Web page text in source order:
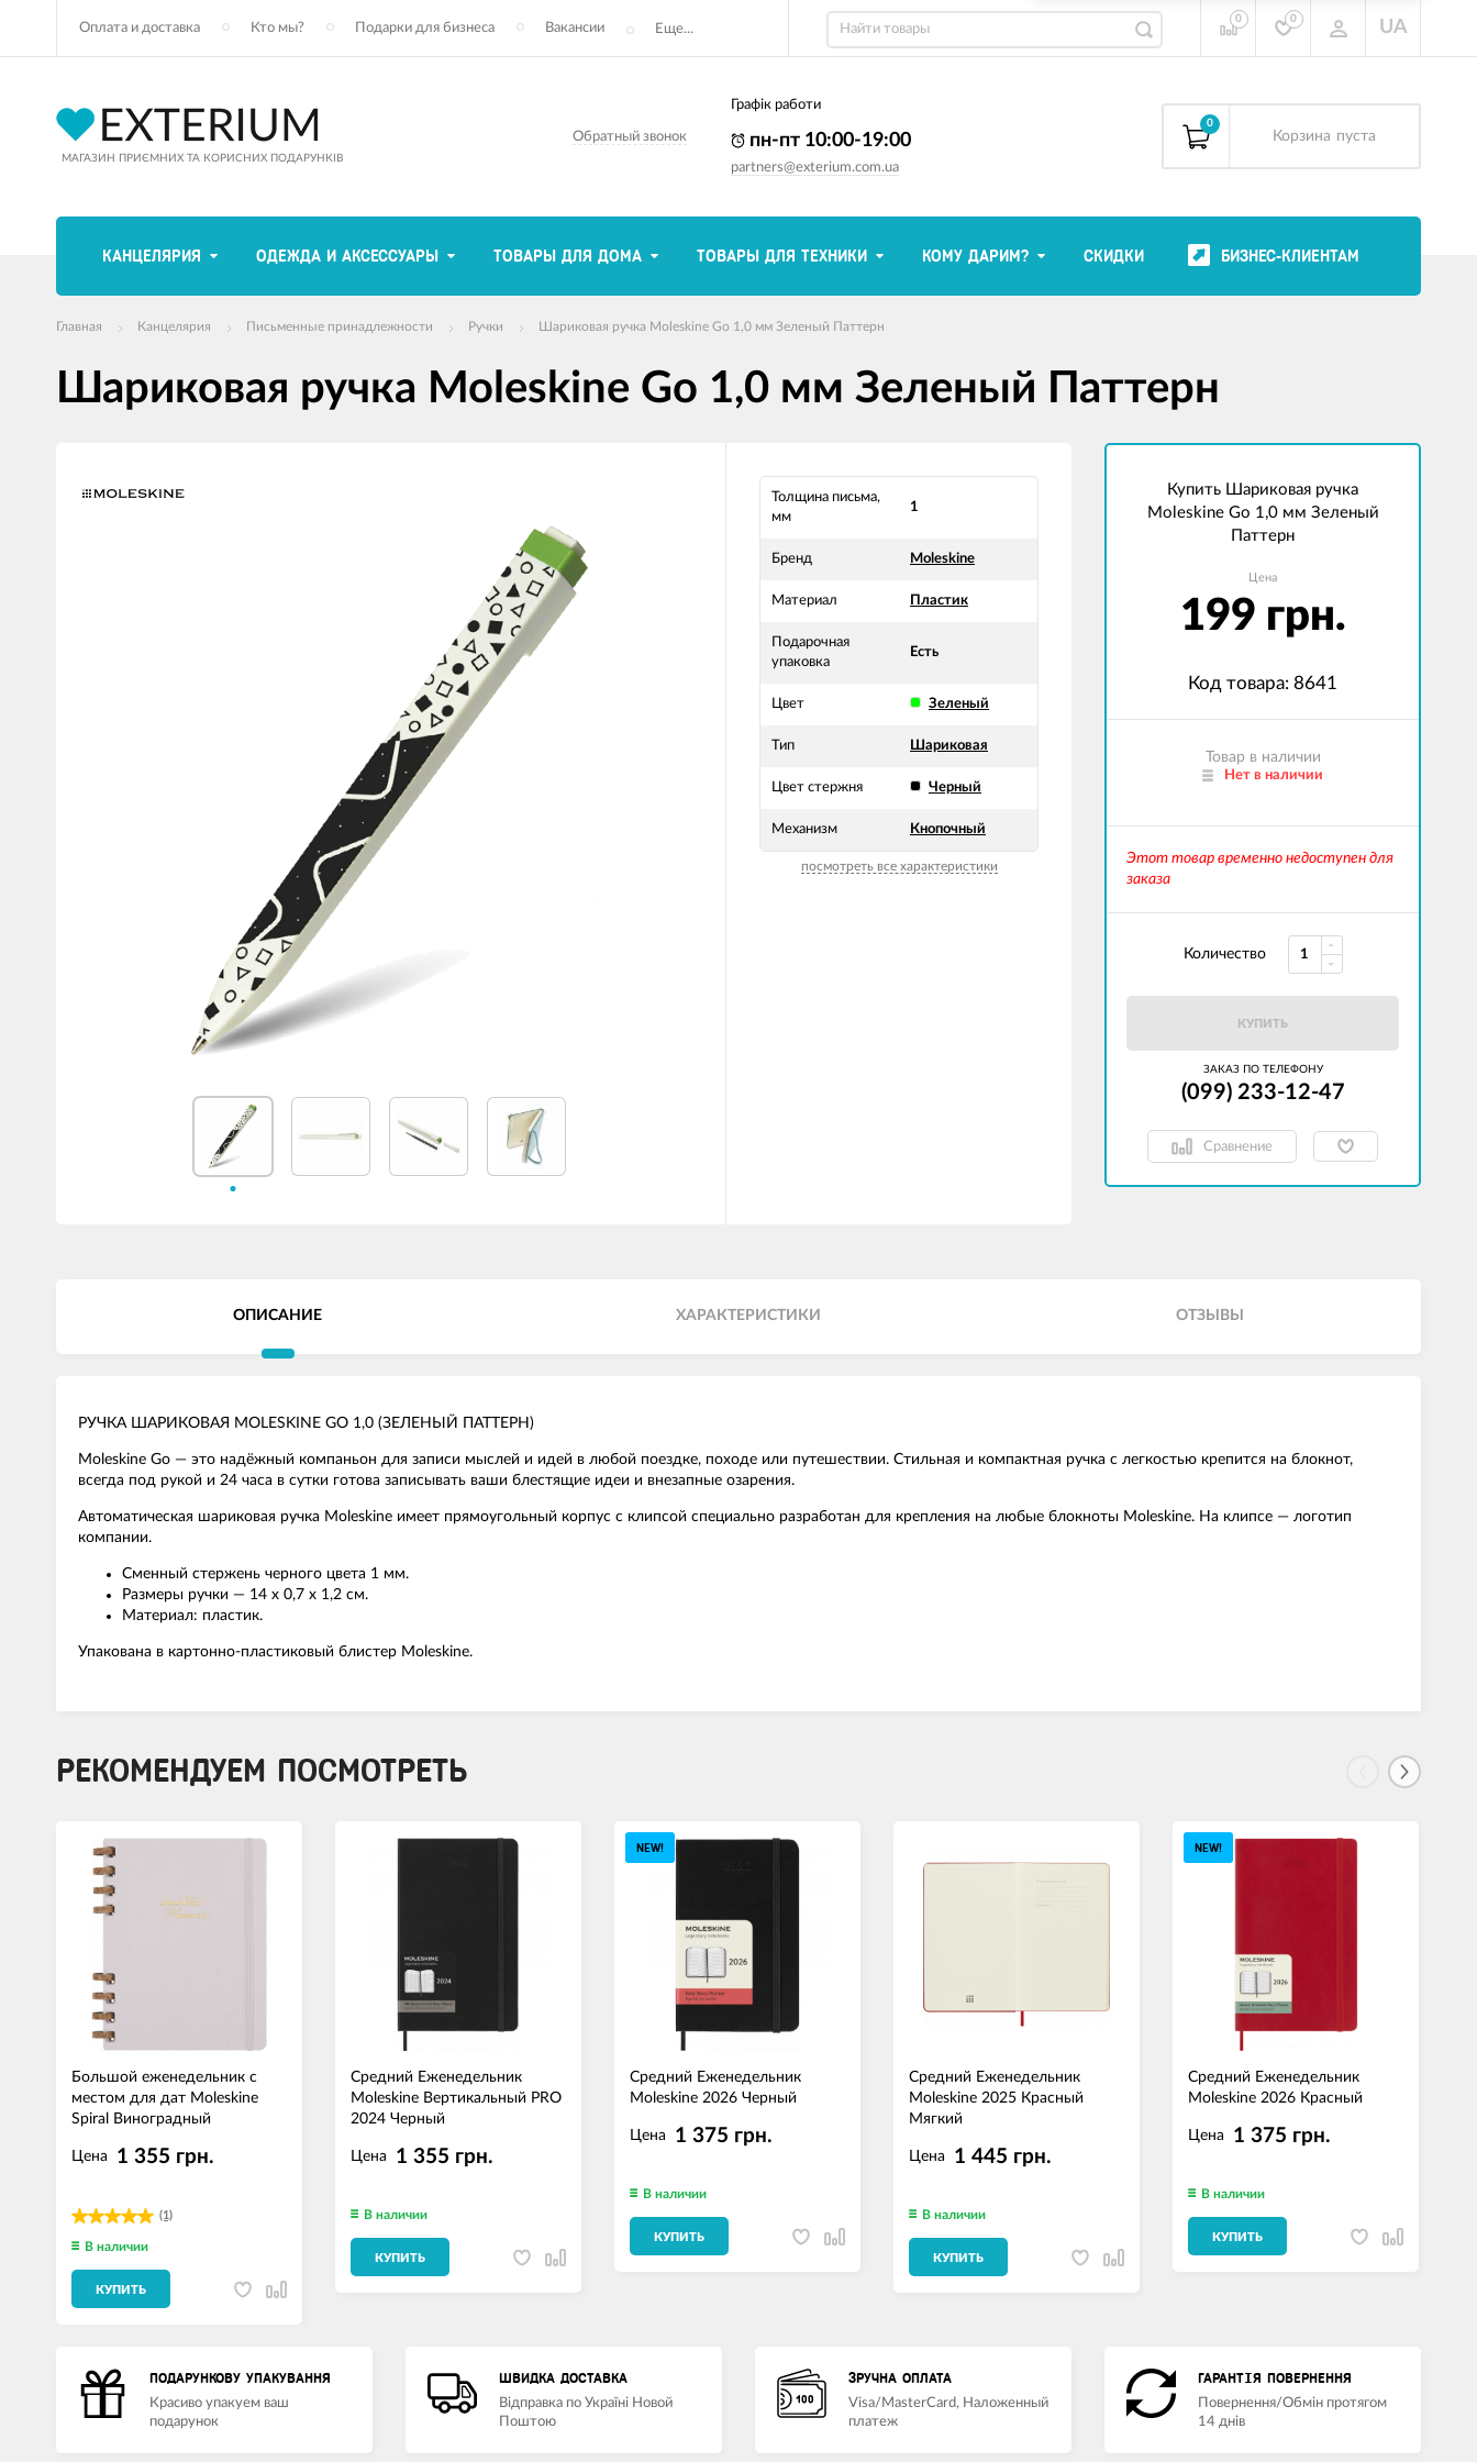
Оплата и доставка Кто мы? Подарки для бизнеса Вакансии Еще...
0 0 UA
МАГАЗИН ПРИЄМНИХ ТА КОРИСНИХ ПОДАРУНКІВ
Обратный звонок
Графік работи
пн-пт 10:00-19:00
partners@exterium.com.ua
0
Корзина пуста
КАНЦЕЛЯРИЯ ОДЕЖДА И АКСЕССУАРЫ ТОВАРЫ ДЛЯ ДОМА ТОВАРЫ ДЛЯ ТЕХНИКИ КОМУ ДАРИМ? СКИДКИ БИЗНЕС-КЛИЕНТАМ
Главная Канцелярия Письменные принадлежности Ручки Шариковая ручка Moleskine Go 1,0 мм Зеленый Паттерн
Шариковая ручка Moleskine Go 1,0 мм Зеленый Паттерн
Толщина письма,
мм
1
Бренд Moleskine
Материал Пластик
Подарочная
упаковка
Есть
Цвет Зеленый
Тип Шариковая
Цвет стержня Черный
Механизм Кнопочный
посмотреть все характеристики
Купить Шариковая ручка
Moleskine Go 1,0 мм Зеленый
Паттерн
Цена
199 грн.
Код товара: 8641
Товар в наличии
Нет в наличии
Этот товар временно недоступен для
заказа
Количество
КУПИТЬ
ЗАКАЗ ПО ТЕЛЕФОНУ
(099) 233-12-47
Сравнение
ОПИСАНИЕ ХАРАКТЕРИСТИКИ ОТЗЫВЫ
РУЧКА ШАРИКОВАЯ MOLESKINE GO 1,0 (ЗЕЛЕНЫЙ ПАТТЕРН)
Moleskine Go — это надёжный компаньон для записи мыслей и идей в любой поездке, походе или путешествии. Стильная и компактная ручка с легкостью крепится на блокнот,
всегда под рукой и 24 часа в сутки готова записывать ваши блестящие идеи и внезапные озарения.
Автоматическая шариковая ручка Moleskine имеет прямоугольный корпус с клипсой специально разработан для крепления на любые блокноты Moleskine. На клипсе — логотип
компании.
Сменный стержень черного цвета 1 мм.
Размеры ручки — 14 x 0,7 х 1,2 см.
Материал: пластик.
Упакована в картонно-пластиковый блистер Moleskine.
РЕКОМЕНДУЕМ ПОСМОТРЕТЬ
Большой еженедельник с
местом для дат Moleskine
Spiral Виноградный
(1)
Цена 1 355 грн.
В наличии
КУПИТЬ
Средний Еженедельник
Moleskine Вертикальный PRO
2024 Черный
Цена 1 355 грн.
В наличии
КУПИТЬ
NEW!
Средний Еженедельник
Moleskine 2026 Черный
Цена 1 375 грн.
В наличии
КУПИТЬ
Средний Еженедельник
Moleskine 2025 Красный
Мягкий
Цена 1 445 грн.
В наличии
КУПИТЬ
NEW!
Средний Еженедельник
Moleskine 2026 Красный
Цена 1 375 грн.
В наличии
КУПИТЬ
ПОДАРУНКОВУ УПАКУВАННЯ
Красиво упакуем ваш
подарунок
ШВИДКА ДОСТАВКА
Відправка по Україні Новой
Поштою
ЗРУЧНА ОПЛАТА
Visa/MasterCard, Наложенный
платеж
ГАРАНТІЯ ПОВЕРНЕННЯ
Повернення/Обмін протягом
14 днів